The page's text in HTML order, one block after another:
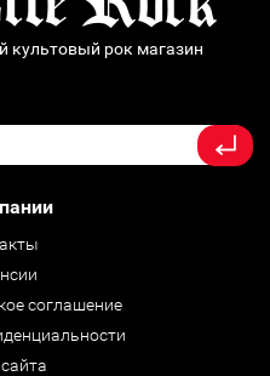
культовый рок магазин
соглашение